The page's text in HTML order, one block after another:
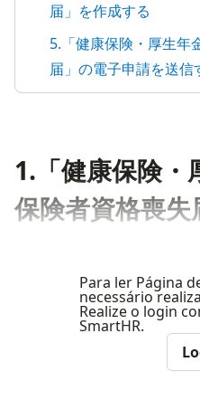
届」を作成する
5.「健康保険・厚生年
届」の電子申請を送信
1.「健康保険・
保険者資格喪
Para ler Página
necessário
Realize o login
SmartHR.